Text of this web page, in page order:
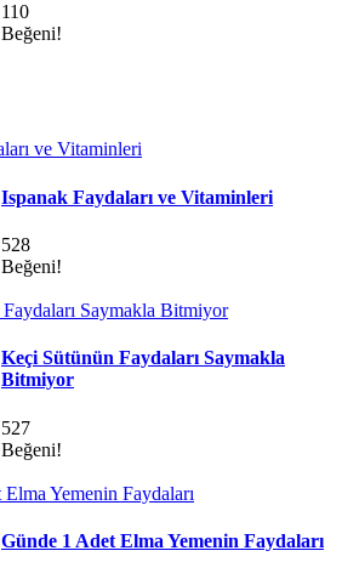
110
Beğeni!
Ispanak Faydaları ve Vitaminleri
528
Beğeni!
Keçi Sütünün Faydaları Saymakla
Bitmiyor
527
Beğeni!
Günde 1 Adet Elma Yemenin Faydaları